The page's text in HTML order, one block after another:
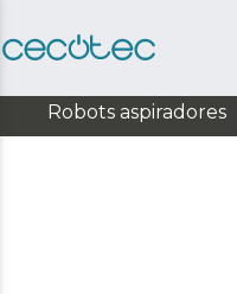
Robots aspiradores